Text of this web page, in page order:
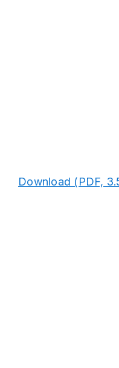
Download (PDF,